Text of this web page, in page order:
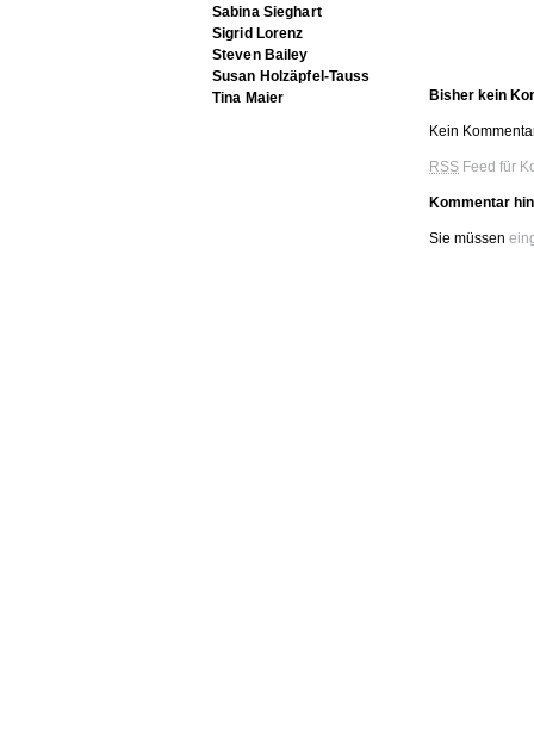
Bisher kein
Kein
RSS Feed für
Kommentar
Sie müssen
Sabina Sieghart
Sigrid Lorenz
Steven Bailey
Susan Holzäpfel-Tauss
Tina Maier